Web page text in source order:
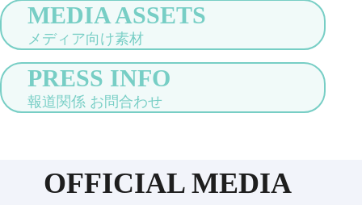
MEDIA ASSETS
メディア向け素材
PRESS INFO
報道関係 お問合わせ
OFFICIAL MEDIA